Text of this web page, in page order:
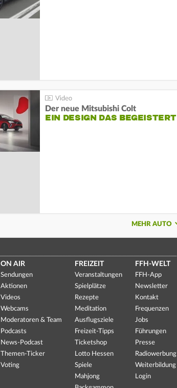
Der neue Mitsubishi Colt
EIN DESIGN DAS BEGEISTERT
MEHR AUTO
ON AIR
Sendungen
Aktionen
Videos
Webcams
Moderatoren & Team
Podcasts
News-Podcast
Themen-Ticker
Voting
FREIZEIT
Veranstaltungen
Spielplätze
Rezepte
Meditation
Ausflugsziele
Freizeit-Tipps
Ticketshop
Lotto Hessen
Spiele
Mahjong
FFH-WELT
FFH-App
Newsletter
Kontakt
Frequenzen
Jobs
Führungen
Presse
Radiowerbung
Weiterbildung
Login